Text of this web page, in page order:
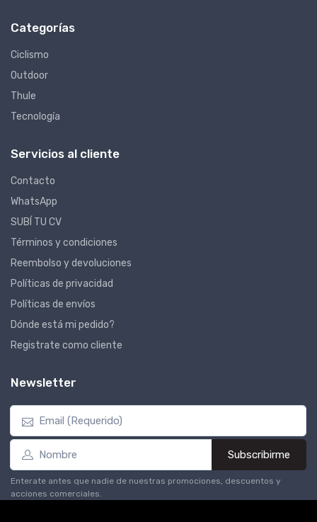
Categorías
Ciclismo
Outdoor
Thule
Tecnología
Servicios al cliente
Contacto
WhatsApp
SUBÍ TU CV
Términos y condiciones
Reembolso y devoluciones
Políticas de privacidad
Políticas de envíos
Dónde está mi pedido?
Registrate como cliente
Newsletter
Subscribirme
Enterate antes que nadie de nuestras promociones, descuentos y
acciones comerciales.